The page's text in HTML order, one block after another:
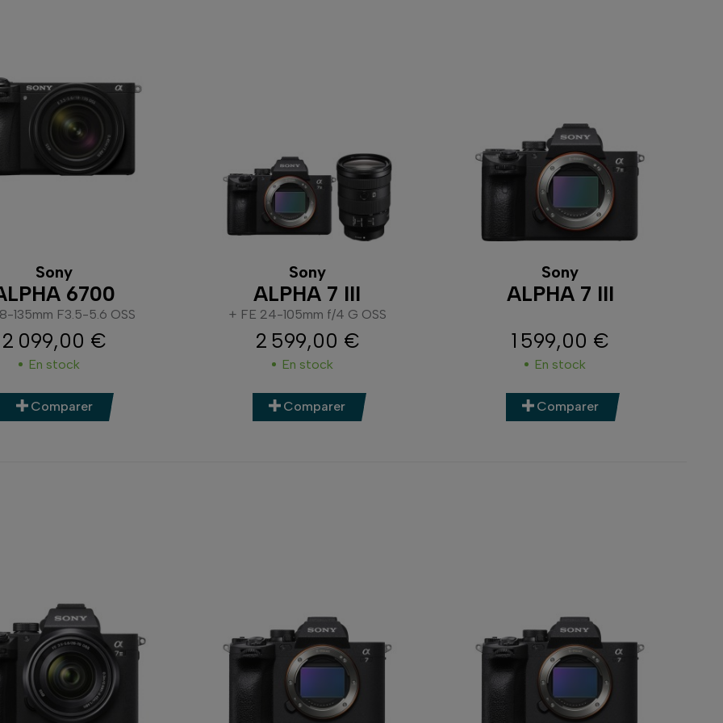
Sony
6700
135mm F3.5-5.6 OSS
Prix
2 099,00 €
En stock
Comparer
Sony
ALPHA 7 III
+ FE 24-105mm f/4 G OSS
Prix
2 599,00 €
En stock
Comparer
Sony
ALPHA 7 III
Prix
1 599,00 €
En stock
Comparer